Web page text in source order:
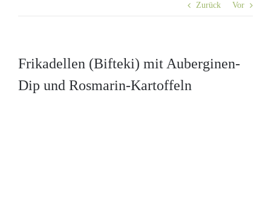
Zurück Vor
Frikadellen (Bifteki) mit Auberginen-
Dip und Rosmarin-Kartoffeln